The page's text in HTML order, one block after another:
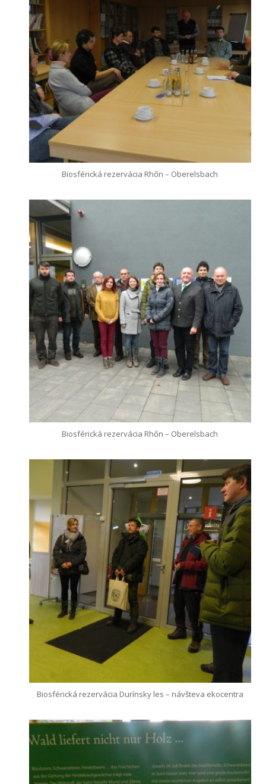
Biosférická rezervácia Rhőn – Oberelsbach
Biosférická rezervácia Rhőn – Oberelsbach
Biosférická rezervácia Durínsky les – návšteva ekocentra